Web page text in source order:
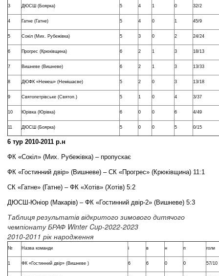
3 ДЮСШ (Боярка) 5 4 1 0 32/2
4 Гатне (Гатне) 5 4 0 1 45/9
5 Сокіл (Мих. Рубежівка) 5 3 0 2 24/24
6 Прогрес (Крюківщина) 6 2 1 3 18/13
7 Вишневе (Вишневе) 6 2 1 3 13/33
8 ДЮФК «Немеш» (Немішаєве) 5 2 0 3 13/18
9 Святопетрівське (Святоп.) 5 1 0 4 3/37
10 Юрівка (Юрівка) 6 0 0 6 4/49
11 ДЮСШ (Боярка) 5 0 0 5 0/15
6 тур 2010-2011 р.н
ФК «Сокіл» (Мих. Рубежівка) – пропускає
ФК «Гостинний двір» (Вишневе) – СК «Прогрес» (Крюківщина) 11:1
СК «Гатне» (Гатне) – ФК «Хотів» (Хотів) 5:2
ДЮСШ-Юніор (Макарів) – ФК «Гостинний двір-2» (Вишневе) 5:3
Таблиця результатів відкритого зимового дитячого
чемпіонату БРАФ Winter Cup-2022-2023
2010-2011 рік народження
№ Назва команди і в н п голи
1 ФК «Гостинний двір» (Вишневе ) 6 6 0 0 57/10